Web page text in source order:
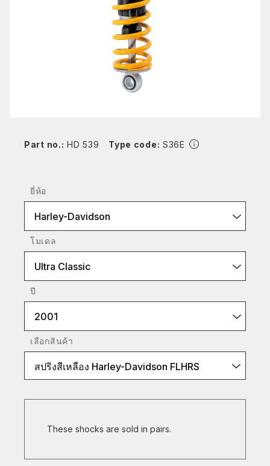
Part no.: HD 539 Type code: S36E
ยี่ห้อ
Harley-Davidson
โมเดล
Ultra Classic
ปี
2001
เลือกสินค้า
สปริงสีเหลือง Harley-Davidson FLHRS
These shocks are sold in pairs.